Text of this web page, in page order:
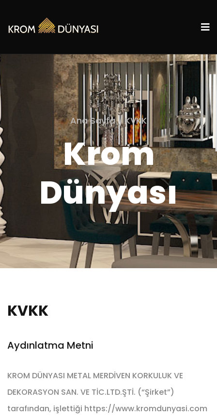
Ana Sayfa KVKK
Krom
Dünyası
KVKK
Aydınlatma Metni
KROM DÜNYASI METAL MERDİVEN KORKULUK VE
DEKORASYON SAN. VE TİC.LTD.ŞTİ. (“Şirket”)
tarafından, işlettiği https://www.kromdunyasi.com